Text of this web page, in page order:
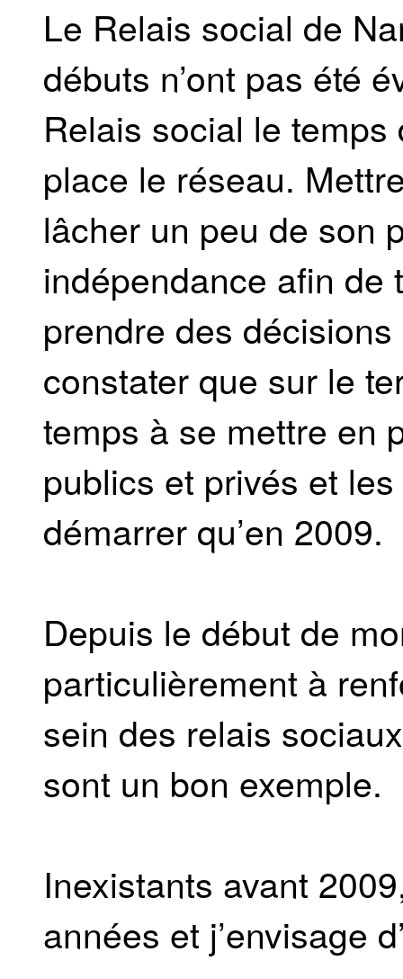
Le Relais social de
débuts n’ont pas été
Relais social le temps
place le réseau.
lâcher un peu de son
indépendance afin de
prendre des
constater que sur le
temps à se mettre en
publics et privés et
démarrer qu’en 2009.
Depuis le début de
particulièrement à
sein des relais
sont un bon exemple.
Inexistants avant
années et j’envisage